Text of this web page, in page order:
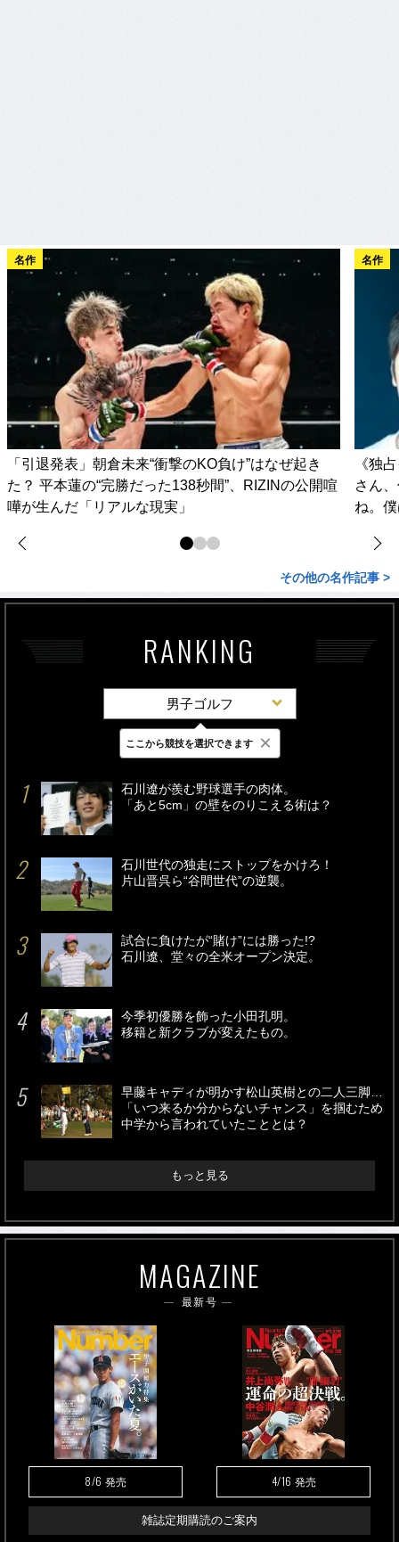
名作
「引退発表」朝倉未来“衝撃のKO負け”はなぜ起き
た？ 平本蓮の“完勝だった138秒間”、RIZINの公開喧
嘩が生んだ「リアルな現実」
名作
《独
さん
ね。
その他の名作記事 >
RANKING
男子ゴルフ
最新 24時間 週間
石川遼が羨む野球選手の肉体。
「あと5cm」の壁をのりこえる術は？
石川世代の独走にストップをかけろ！
片山晋呉ら“谷間世代”の逆襲。
試合に負けたが“賭け”には勝った!?
石川遼、堂々の全米オープン決定。
今季初優勝を飾った小田孔明。
移籍と新クラブが変えたもの。
早藤キャディが明かす松山英樹との二人三脚…
「いつ来るか分からないチャンス」を掴むため
中学から言われていたこととは？
もっと見る
MAGAZINE
最新号
8/6 発売 4/16 発売
雑誌定期購読のご案内
ここから競技を選択できます ×